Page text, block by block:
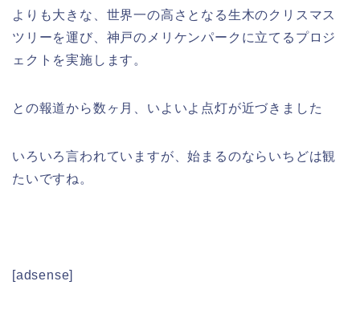
よりも大きな、世界一の高さとなる生木のクリスマス
ツリーを運び、神戸のメリケンパークに立てるプロジ
ェクトを実施します。
との報道から数ヶ月、いよいよ点灯が近づきました
いろいろ言われていますが、始まるのならいちどは観
たいですね。
[adsense]